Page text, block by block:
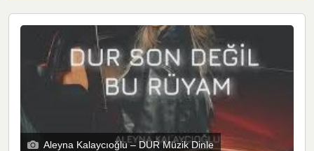
Aleyna Kalaycıoğlu – DUR Müzik Dinle